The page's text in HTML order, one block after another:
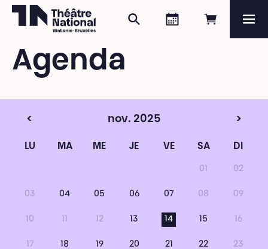
Réserver
Agenda
Rechercher
Agenda
< nov. 2025 >
LU MA ME JE VE SA DI
01 02
03 04 05 06 07 08 09
10 11 12 13 14 15 16
17 18 19 20 21 22 23